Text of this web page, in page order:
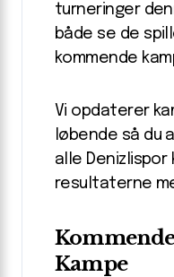
turneringer
både se de
kommende
Vi opdaterer
løbende så du
alle Denizlispor
resultaterne
Kampe